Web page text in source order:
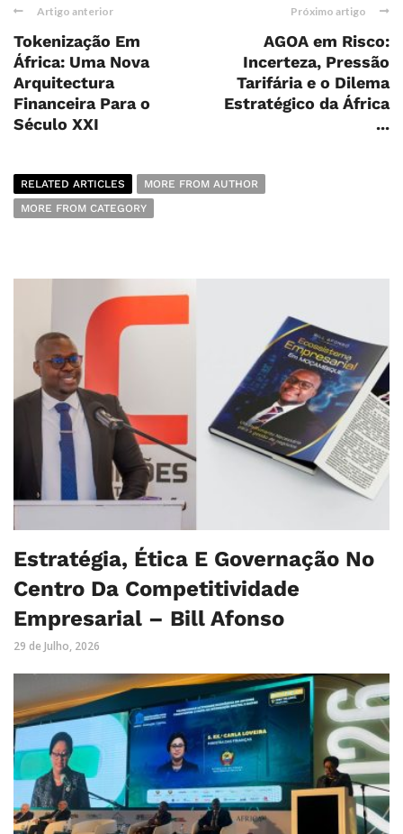
Artigo anterior
Tokenização Em
África: Uma Nova
Arquitectura
Financeira Para o
Século XXI
Próximo artigo
AGOA em Risco:
Incerteza, Pressão
Tarifária e o Dilema
Estratégico da África
...
RELATED ARTICLES
MORE FROM AUTHOR
MORE FROM CATEGORY
Estratégia, Ética E Governação No
Centro Da Competitividade
Empresarial – Bill Afonso
29 de Julho, 2026